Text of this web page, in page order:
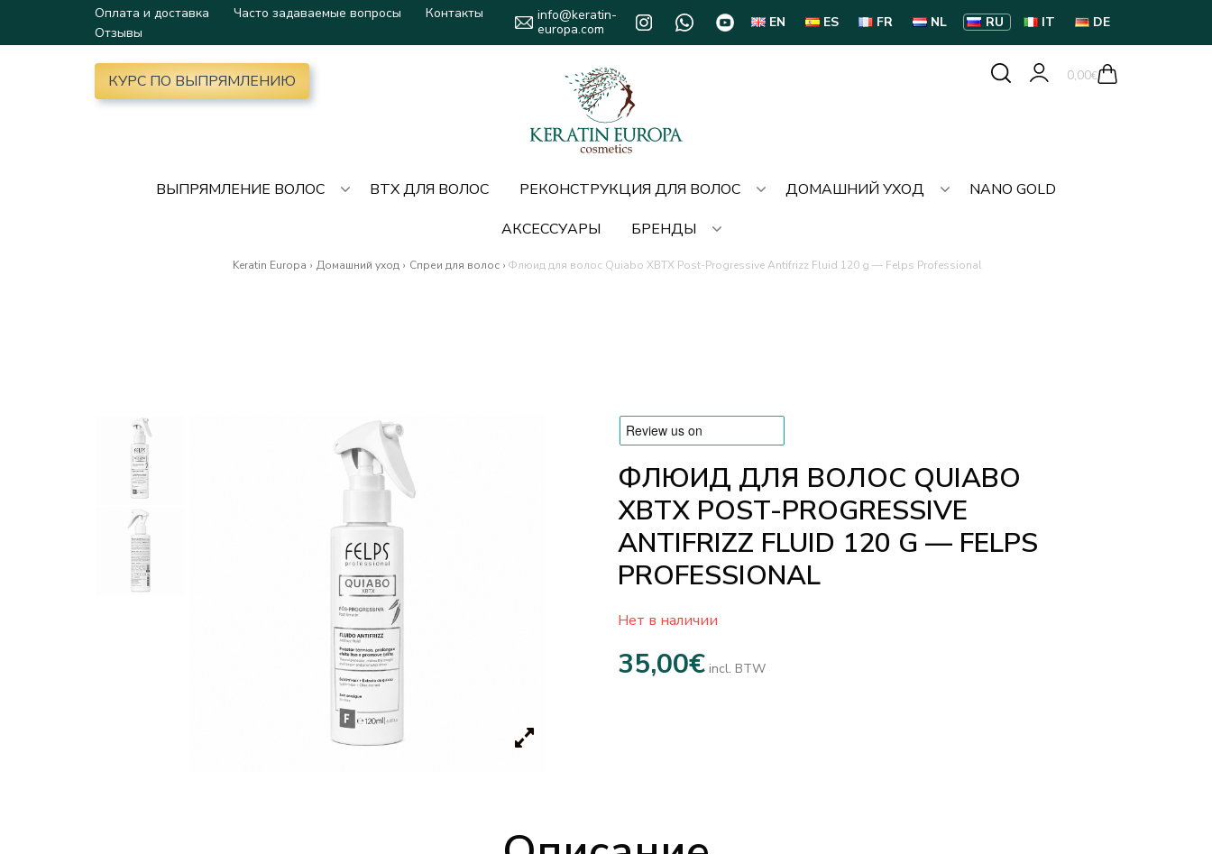
Оплата и доставка Часто задаваемые вопросы
Контакты
Отзывы
info@keratin-
europa.com
EN ES FR NL RU IT DE
КУРС ПО ВЫПРЯМЛЕНИЮ 0,00€
ВЫПРЯМЛЕНИЕ ВОЛОС BTX ДЛЯ ВОЛОС РЕКОНСТРУКЦИЯ ДЛЯ ВОЛОС ДОМАШНИЙ УХОД
NANO GOLD
АКСЕССУАРЫ
БРЕНДЫ
Keratin Europa › Домашний уход › Спреи для волос › Флюид для волос Quiabo XBTX Post-Progressive Antifrizz Fluid 120 g — Felps Professional
ФЛЮИД ДЛЯ ВОЛОС QUIABO
XBTX POST-PROGRESSIVE
ANTIFRIZZ FLUID 120 G — FELPS
PROFESSIONAL
Нет в наличии
35,00€ incl. BTW